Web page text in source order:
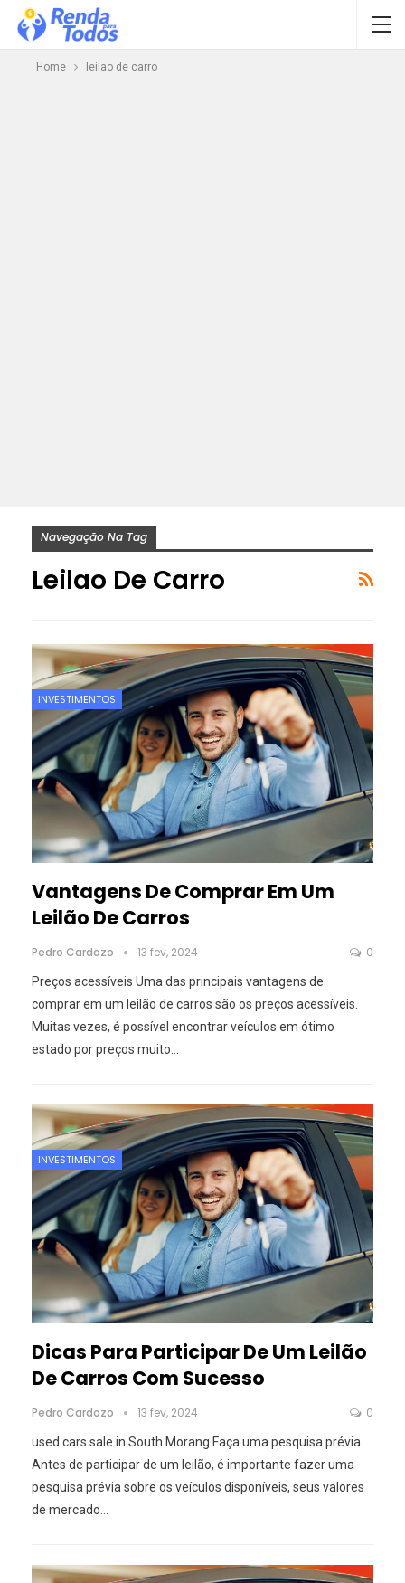
Home leilao de carro
Navegação Na Tag
Leilao De Carro
INVESTIMENTOS
Vantagens De Comprar Em Um
Leilão De Carros
Pedro Cardozo 13 fev, 2024 0
Preços acessíveis Uma das principais vantagens de
comprar em um leilão de carros são os preços acessíveis.
Muitas vezes, é possível encontrar veículos em ótimo
estado por preços muito…
INVESTIMENTOS
Dicas Para Participar De Um Leilão
De Carros Com Sucesso
Pedro Cardozo 13 fev, 2024 0
used cars sale in South Morang Faça uma pesquisa prévia
Antes de participar de um leilão, é importante fazer uma
pesquisa prévia sobre os veículos disponíveis, seus valores
de mercado…